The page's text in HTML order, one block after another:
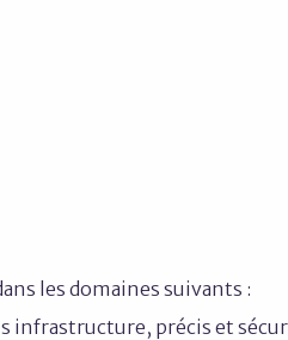
les domaines suivants :
infrastructure, précis et